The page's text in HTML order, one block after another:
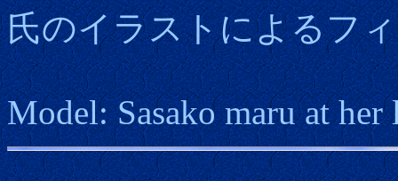
氏のイラストによるフ
Model: Sasako maru at